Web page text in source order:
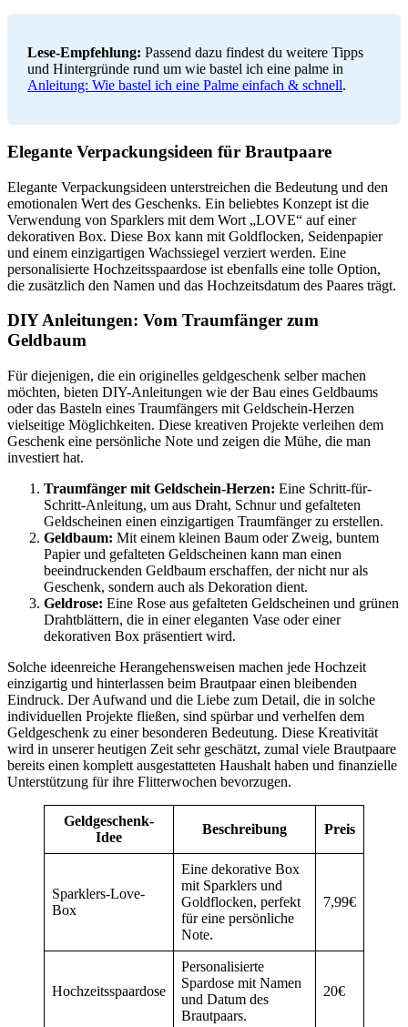
Lese-Empfehlung: Passend dazu findest du weitere Tipps
und Hintergründe rund um wie bastel ich eine palme in
Anleitung: Wie bastel ich eine Palme einfach & schnell.
Elegante Verpackungsideen für Brautpaare
Elegante Verpackungsideen unterstreichen die Bedeutung und den
emotionalen Wert des Geschenks. Ein beliebtes Konzept ist die
Verwendung von Sparklers mit dem Wort „LOVE“ auf einer
dekorativen Box. Diese Box kann mit Goldflocken, Seidenpapier
und einem einzigartigen Wachssiegel verziert werden. Eine
personalisierte Hochzeitsspaardose ist ebenfalls eine tolle Option,
die zusätzlich den Namen und das Hochzeitsdatum des Paares trägt.
DIY Anleitungen: Vom Traumfänger zum
Geldbaum
Für diejenigen, die ein originelles geldgeschenk selber machen
möchten, bieten DIY-Anleitungen wie der Bau eines Geldbaums
oder das Basteln eines Traumfängers mit Geldschein-Herzen
vielseitige Möglichkeiten. Diese kreativen Projekte verleihen dem
Geschenk eine persönliche Note und zeigen die Mühe, die man
investiert hat.
Traumfänger mit Geldschein-Herzen: Eine Schritt-für-
Schritt-Anleitung, um aus Draht, Schnur und gefalteten
Geldscheinen einen einzigartigen Traumfänger zu erstellen.
Geldbaum: Mit einem kleinen Baum oder Zweig, buntem
Papier und gefalteten Geldscheinen kann man einen
beeindruckenden Geldbaum erschaffen, der nicht nur als
Geschenk, sondern auch als Dekoration dient.
Geldrose: Eine Rose aus gefalteten Geldscheinen und grünen
Drahtblättern, die in einer eleganten Vase oder einer
dekorativen Box präsentiert wird.
Solche ideenreiche Herangehensweisen machen jede Hochzeit
einzigartig und hinterlassen beim Brautpaar einen bleibenden
Eindruck. Der Aufwand und die Liebe zum Detail, die in solche
individuellen Projekte fließen, sind spürbar und verhelfen dem
Geldgeschenk zu einer besonderen Bedeutung. Diese Kreativität
wird in unserer heutigen Zeit sehr geschätzt, zumal viele Brautpaare
bereits einen komplett ausgestatteten Haushalt haben und finanzielle
Unterstützung für ihre Flitterwochen bevorzugen.
Geldgeschenk-
Idee
Beschreibung Preis
Sparklers-Love-
Box
Eine dekorative Box
mit Sparklers und
Goldflocken, perfekt
für eine persönliche
Note.
7,99€
Hochzeitsspaardose
Personalisierte
Spardose mit Namen
und Datum des
Brautpaars.
20€